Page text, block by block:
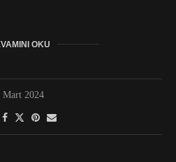
OKU
Mart 2024